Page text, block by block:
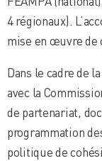
4 régionaux).
mise en œuvre de
Dans le cadre de
avec la
de partenariat,
programmation
politique de